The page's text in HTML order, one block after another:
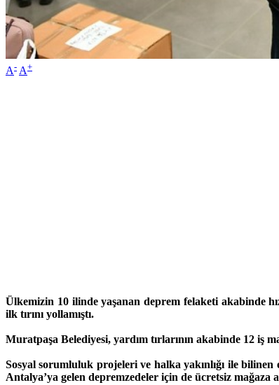
A- A+
Ülkemizin 10 ilinde yaşanan deprem felaketi akabinde
ilk tırını yollamıştı.
Muratpaşa Belediyesi, yardım tırlarının akabinde 12 iş
Sosyal sorumluluk projeleri ve halka yakınlığı ile bilinen
Antalya’ya gelen depremzedeler için de ücretsiz mağaza